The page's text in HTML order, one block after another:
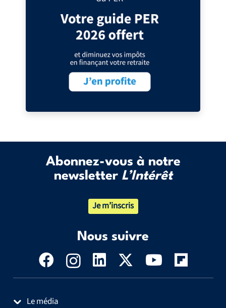
Abonnez-vous à notre
newsletter L’Intérêt
Je m’inscris
Nous suivre
Le média